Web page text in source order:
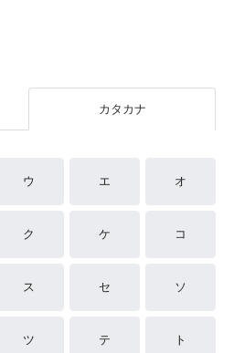
カタカナ
ウ エ オ
ク ケ コ
ス セ ソ
ツ テ ト